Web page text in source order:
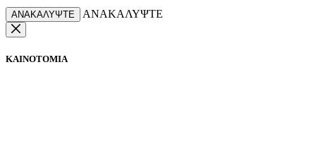
ΑΝΑΚΑΛΥΨΤΕ ΑΝΑΚΑΛΥΨΤΕ
ΚΑΙΝΟΤΟΜΙΑ